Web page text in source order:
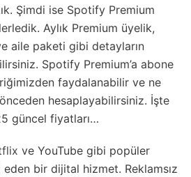
Şimdi ise Spotify Premium
Aylık Premium üyelik,
aile paketi gibi detayların
Spotify Premium’a abone
faydalanabilir ve ne
hesaplayabilirsiniz. İşte
güncel fiyatları…
ve YouTube gibi popüler
bir dijital hizmet. Reklamsız